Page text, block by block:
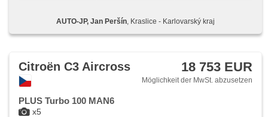
Vorderlichter LED, Heck LED Leuchte, Nebelscheinwerfer,
Start-Stop System, USB, Autoradio, digitální příjem rádia
zatmavená zadní skla, přední pohon, malý kožený paket
AUTO-JP, Jan Peršín , Kraslice - Karlovarský kraj
x5
Citroën C3 Aircross 18 753 EUR
Möglichkeit der MwSt. abzusetzen
PLUS Turbo 100 MAN6